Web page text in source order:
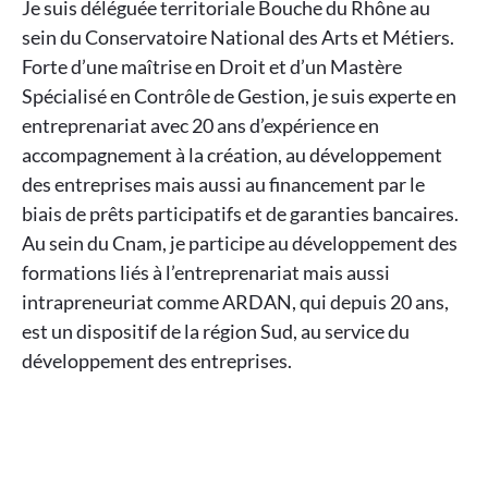
Je suis déléguée territoriale Bouche du Rhône au
sein du Conservatoire National des Arts et Métiers.
Forte d’une maîtrise en Droit et d’un Mastère
Spécialisé en Contrôle de Gestion, je suis experte en
entreprenariat avec 20 ans d’expérience en
accompagnement à la création, au développement
des entreprises mais aussi au financement par le
biais de prêts participatifs et de garanties bancaires.
Au sein du Cnam, je participe au développement des
formations liés à l’entreprenariat mais aussi
intrapreneuriat comme ARDAN, qui depuis 20 ans,
est un dispositif de la région Sud, au service du
développement des entreprises.